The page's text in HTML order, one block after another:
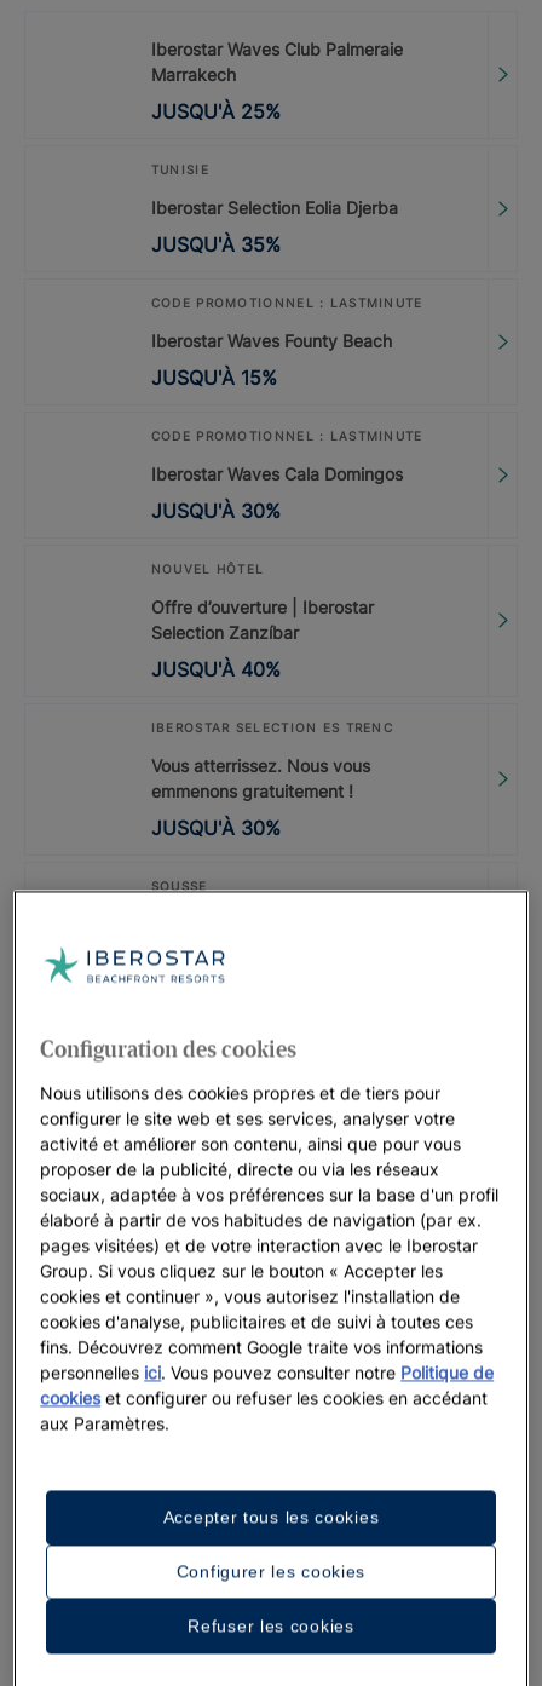
Iberostar Waves Club Palmeraie
Marrakech
JUSQU'À 25%
TUNISIE
Iberostar Selection Eolia Djerba
JUSQU'À 35%
CODE PROMOTIONNEL : LASTMINUTE
Iberostar Waves Founty Beach
JUSQU'À 15%
CODE PROMOTIONNEL : LASTMINUTE
Iberostar Waves Cala Domingos
JUSQU'À 30%
NOUVEL HÔTEL
Offre d’ouverture | Iberostar
Selection Zanzíbar
JUSQU'À 40%
IBEROSTAR SELECTION ES TRENC
Vous atterrissez. Nous vous
emmenons gratuitement !
JUSQU'À 30%
SOUSSE
JUSQU'À
Iberostar Waves Mehari Djerba |
Djerba
JUSQU'À 35 %
TUNISIE
Iberostar Selection Kuriat Palace
JUSQU'À 30%
CODE PROMOTIONNEL : LASTMINUTE
Iberostar Waves Playa Gaviotas |
Fuerteventura
JUSQU'À 20%
Iberostar Selection Kantaoui Bay |
Sousse
JUSQU'À 0 €
CODE PROMOTIONNEL : LASTMINUTE
Configuration des cookies
Nous utilisons des cookies propres et de tiers pour
configurer le site web et ses services, analyser votre
activité et améliorer son contenu, ainsi que pour vous
proposer de la publicité, directe ou via les réseaux
sociaux, adaptée à vos préférences sur la base d'un profil
élaboré à partir de vos habitudes de navigation (par ex.
pages visitées) et de votre interaction avec le Iberostar
Group. Si vous cliquez sur le bouton « Accepter les
cookies et continuer », vous autorisez l'installation de
cookies d'analyse, publicitaires et de suivi à toutes ces
fins. Découvrez comment Google traite vos informations
personnelles ici. Vous pouvez consulter notre Politique de
cookies et configurer ou refuser les cookies en accédant
aux Paramètres.
Configurer les cookies
Refuser les cookies
Accepter tous les cookies